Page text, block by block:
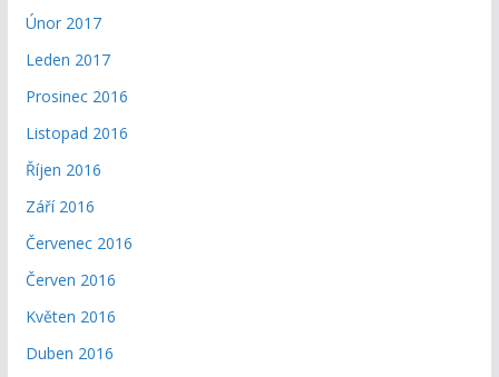
Únor 2017
Leden 2017
Prosinec 2016
Listopad 2016
Říjen 2016
Září 2016
Červenec 2016
Červen 2016
Květen 2016
Duben 2016